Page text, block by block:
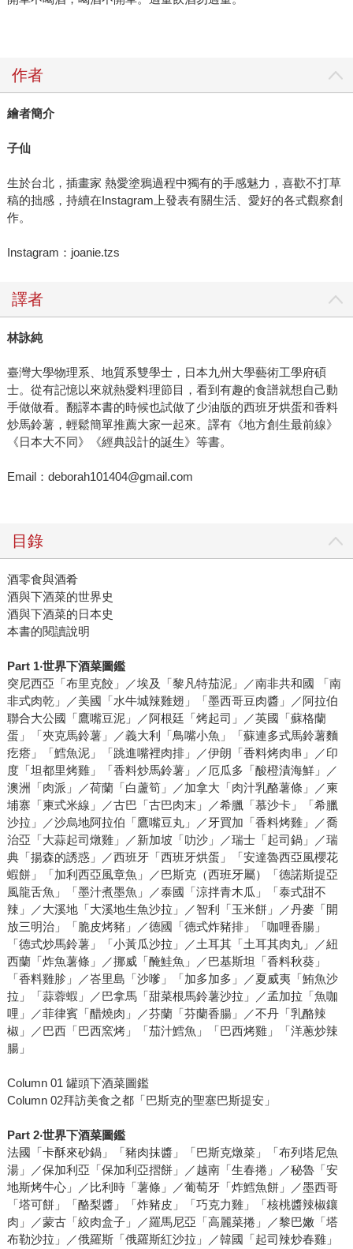
作者
繪者簡介
子仙
生於台北，插畫家 熱愛塗鴉過程中獨有的手感魅力，喜歡不打草
稿的拙感，持續在Instagram上發表有關生活、愛好的各式觀察創
作。
Instagram：joanie.tzs
譯者
林詠純
臺灣大學物理系、地質系雙學士，日本九州大學藝術工學府碩
士。從有記憶以來就熱愛料理節目，看到有趣的食譜就想自己動
手做做看。翻譯本書的時候也試做了少油版的西班牙烘蛋和香料
炒馬鈴薯，輕鬆簡單推薦大家一起來。譯有《地方創生最前線》
《日本大不同》《經典設計的誕生》等書。
Email：deborah101404@gmail.com
目錄
酒零食與酒肴
酒與下酒菜的世界史
酒與下酒菜的日本史
本書的閱讀說明
Part 1‧世界下酒菜圖鑑
突尼西亞「布里克餃」／埃及「黎凡特茄泥」／南非共和國 「南
非式肉乾」／美國「水牛城辣雞翅」「墨西哥豆肉醬」／阿拉伯
聯合大公國「鷹嘴豆泥」／阿根廷「烤起司」／英國「蘇格蘭
蛋」「夾克馬鈴薯」／義大利「鳥嘴小魚」「蘇連多式馬鈴薯麵
疙瘩」「鱈魚泥」「跳進嘴裡肉排」／伊朗「香料烤肉串」／印
度「坦都里烤雞」「香料炒馬鈴薯」／厄瓜多「酸橙漬海鮮」／
澳洲「肉派」／荷蘭「白蘆筍」／加拿大「肉汁乳酪薯條」／柬
埔寨「柬式米線」／古巴「古巴肉末」／希臘「慕沙卡」「希臘
沙拉」／沙烏地阿拉伯「鷹嘴豆丸」／牙買加「香料烤雞」／喬
治亞「大蒜起司燉雞」／新加坡「叻沙」／瑞士「起司鍋」／瑞
典「揚森的誘惑」／西班牙「西班牙烘蛋」「安達魯西亞風櫻花
蝦餅」「加利西亞風章魚」／巴斯克（西班牙屬）「德諾斯提亞
風龍舌魚」「墨汁煮墨魚」／泰國「涼拌青木瓜」「泰式甜不
辣」／大溪地「大溪地生魚沙拉」／智利「玉米餅」／丹麥「開
放三明治」「脆皮烤豬」／德國「德式炸豬排」「咖哩香腸」
「德式炒馬鈴薯」「小黃瓜沙拉」／土耳其「土耳其肉丸」／紐
西蘭「炸魚薯條」／挪威「醃鮭魚」／巴基斯坦「香料秋葵」
「香料雞胗」／峇里島「沙嗲」「加多加多」／夏威夷「鮪魚沙
拉」「蒜蓉蝦」／巴拿馬「甜菜根馬鈴薯沙拉」／孟加拉「魚咖
哩」／菲律賓「醋燒肉」／芬蘭「芬蘭香腸」／不丹「乳酪辣
椒」／巴西「巴西窯烤」「茄汁鱈魚」「巴西烤雞」「洋蔥炒辣
腸」
Column 01 罐頭下酒菜圖鑑
Column 02拜訪美食之都「巴斯克的聖塞巴斯提安」
Part 2‧世界下酒菜圖鑑
法國「卡酥來砂鍋」「豬肉抹醬」「巴斯克燉菜」「布列塔尼魚
湯」／保加利亞「保加利亞摺餅」／越南「生春捲」／秘魯「安
地斯烤牛心」／比利時「薯條」／葡萄牙「炸鱈魚餅」／墨西哥
「塔可餅」「酪梨醬」「炸豬皮」「巧克力雞」「核桃醬辣椒鑲
肉」／蒙古「絞肉盒子」／羅馬尼亞「高麗菜捲」／黎巴嫩「塔
布勒沙拉」／俄羅斯「俄羅斯紅沙拉」／韓國「起司辣炒春雞」